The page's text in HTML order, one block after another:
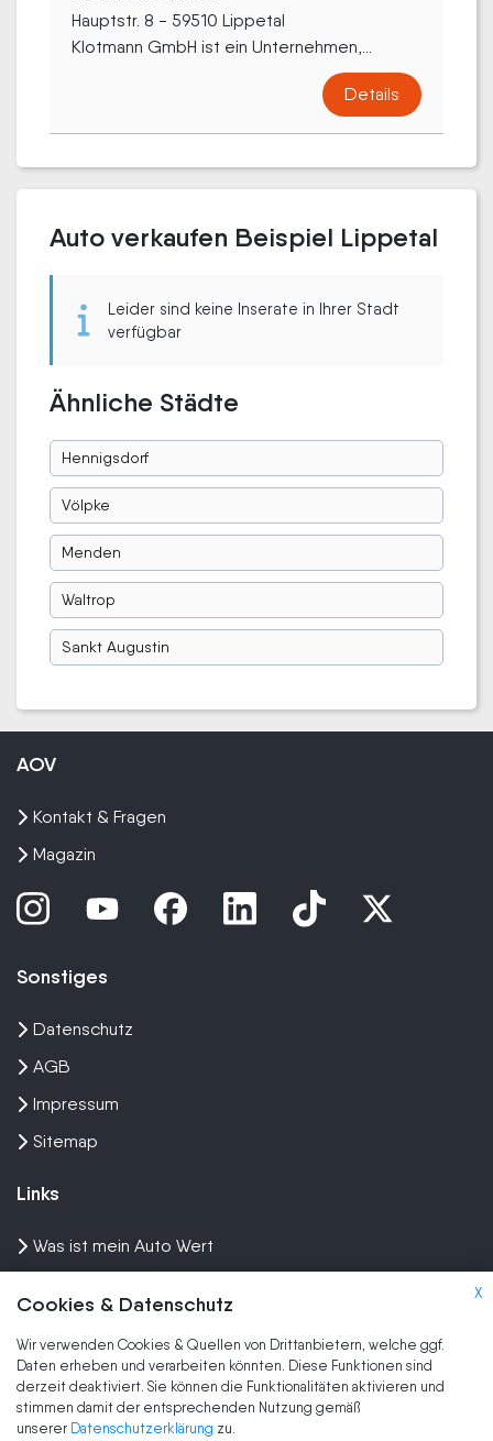
Hauptstr. 8 - 59510 Lippetal
Klotmann GmbH ist ein Unternehmen,...
Details
Auto verkaufen Beispiel Lippetal
Leider sind keine Inserate in Ihrer Stadt
verfügbar
Ähnliche Städte
Hennigsdorf
Völpke
Menden
Waltrop
Sankt Augustin
X
Cookies & Datenschutz
Wir verwenden Cookies & Quellen von Drittanbietern, welche ggf.
Daten erheben und verarbeiten könnten. Diese Funktionen sind
derzeit deaktiviert. Sie können die Funktionalitäten aktivieren und
stimmen damit der entsprechenden Nutzung gemäß
unserer Datenschutzerklärung zu.
AOV
Kontakt & Fragen
Magazin
Sonstiges
Datenschutz
AGB
Impressum
Sitemap
Links
Was ist mein Auto Wert
Wir kaufen dein Auto
Marken